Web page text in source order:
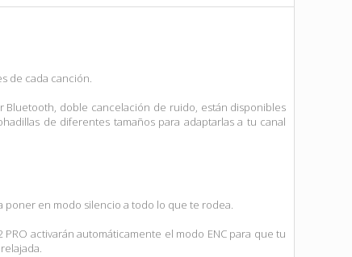
de cada canción.
doble cancelación de ruido, están disponibles
de diferentes tamaños para adaptarlas a tu canal
poner en modo silencio a todo lo que te rodea.
activarán automáticamente el modo ENC para que tu